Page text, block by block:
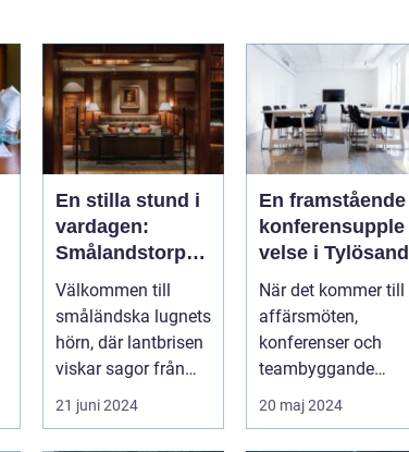
En stilla stund i
vardagen:
Smålandstorpet
Lanthotell
Välkommen till
småländska lugnets
hörn, där lantbrisen
viskar sagor från
förr och nutidens
stilla gå...
21 juni 2024
En framstående
konferensupple
velse i Tylösand
När det kommer till
affärsmöten,
konferenser och
teambyggande
reträtter, är...
20 maj 2024